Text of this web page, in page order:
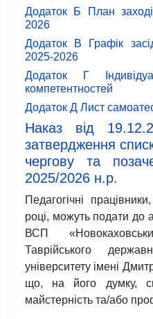
Додаток Б План
2026
Додаток В Графік
2025-2026
Додаток Г
компетентностей
Додаток Д Лист
Наказ від
затвердження
чергову та
2025/2026 н.р.
Педагогічні
році, можуть подати до
ВСП
Таврійського
університету імені
що, на його думку,
майстерність та/або